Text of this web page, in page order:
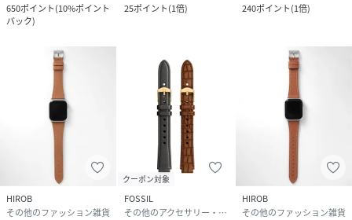
650ポイント(10%ポイント
バック)
25ポイント(1倍)
240ポイント(1倍)
HIROB
その他のファッション雑貨
クーポン対象
FOSSIL
その他のアクセサリー・腕時計
HIROB
その他のファッション雑貨